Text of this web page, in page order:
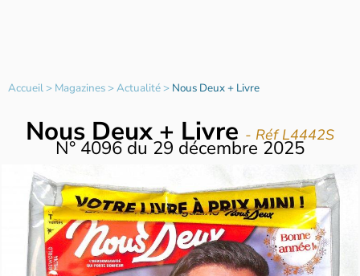
Accueil> Magazines>Actualité> Nous Deux + Livre
Nous Deux + Livre - Réf L4442S
N°4096 du 29 décembre 2025